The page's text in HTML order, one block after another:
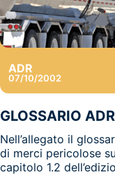
ADR
07/10/2002
GLOSSARIO
Nell’allegato il
di merci pericolose
capitolo 1.2